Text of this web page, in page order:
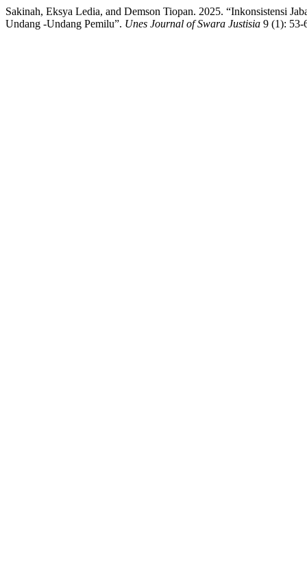
Sakinah, Eksya Ledia, and Demson Tiopan. 2025. “Inkonsistensi
Undang -Undang Pemilu”. Unes Journal of Swara Justisia 9 (1):